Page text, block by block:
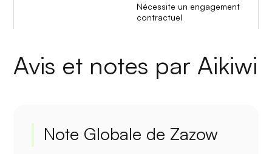
Nécessite un engagement
contractuel
Avis et notes par Aikiwi
Note Globale de Zazow